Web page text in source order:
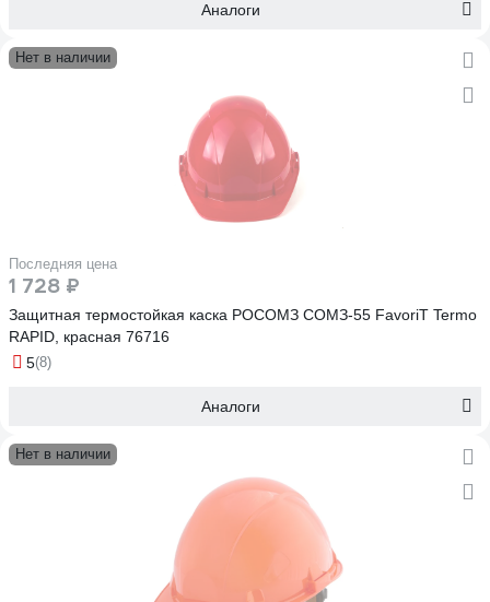
Аналоги
Нет в наличии
Последняя цена
1 728 ₽
Защитная термостойкая каска РОСОМЗ СОМЗ-55 FavoriT Termo
RAPID, красная 76716
5(8)
Аналоги
Нет в наличии